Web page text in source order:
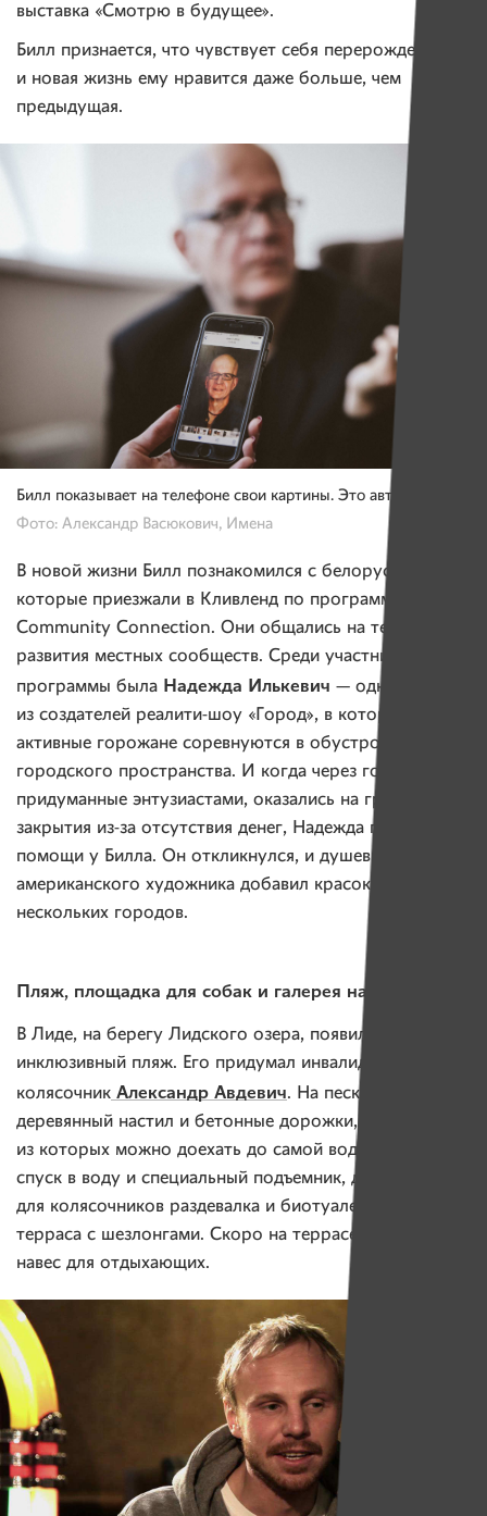
выставка «Смотрю в будущее».
Билл признается, что чувствует себя перерожденным,
и новая жизнь ему нравится даже больше, чем
предыдущая.
Билл показывает на телефоне свои картины. Это автопортрет.
Фото: Александр Васюкович, Имена
В новой жизни Билл познакомился с белорусами,
которые приезжали в Кливленд по программе
Community Connection. Они общались на тему
развития местных сообществ. Среди участников
программы была Надежда Илькевич — одна
из создателей реалити-шоу «Город», в котором
активные горожане соревнуются в обустройстве
городского пространства. И когда через год проекты,
придуманные энтузиастами, оказались на грани
закрытия из-за отсутствия денег, Надежда попросила
помощи у Билла. Он откликнулся, и душевный порыв
американского художника добавил красок в жизнь
нескольких городов.
Пляж, площадка для собак и галерея на мусорке
В Лиде, на берегу Лидского озера, появился
инклюзивный пляж. Его придумал инвалид-
колясочник Александр Авдевич. На песке построили
деревянный настил и бетонные дорожки, по одной
из которых можно доехать до самой воды. Появились
спуск в воду и специальный подъемник, доступные
для колясочников раздевалка и биотуалет. А также
терраса с шезлонгами. Скоро на террасе появится
навес для отдыхающих.